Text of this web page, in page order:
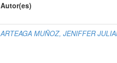
Autor(es)
ARTEAGA MUÑOZ, JENIFFER